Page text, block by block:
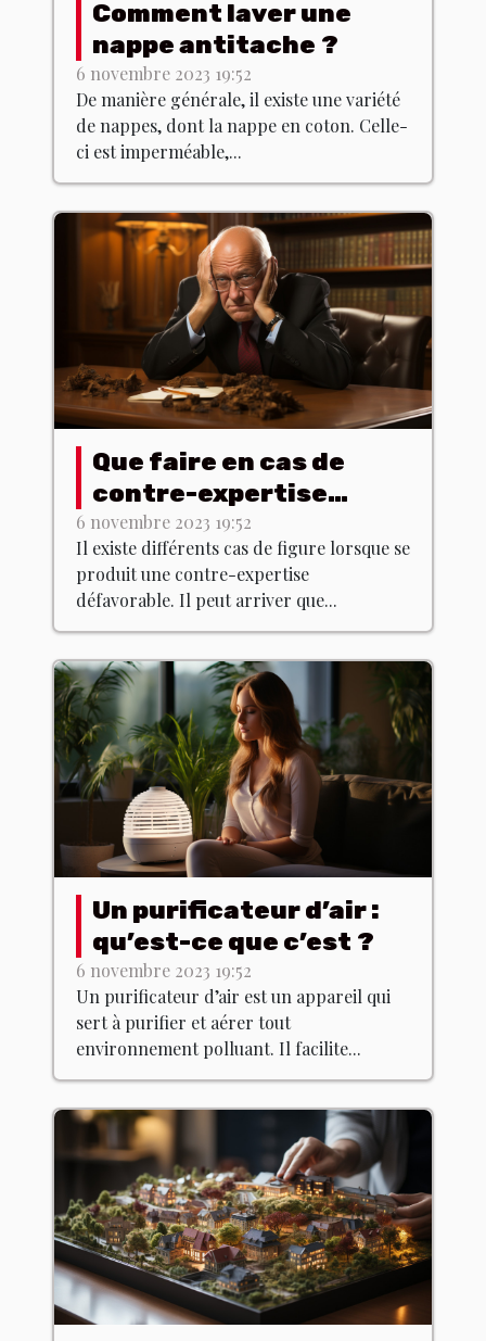
Comment laver une
nappe antitache ?
6 novembre 2023 19:52
De manière générale, il existe une variété
de nappes, dont la nappe en coton. Celle-
ci est imperméable,...
Que faire en cas de
contre-expertise
défavorable ?
6 novembre 2023 19:52
Il existe différents cas de figure lorsque se
produit une contre-expertise
défavorable. Il peut arriver que...
Un purificateur d’air :
qu’est-ce que c’est ?
6 novembre 2023 19:52
Un purificateur d’air est un appareil qui
sert à purifier et aérer tout
environnement polluant. Il facilite...